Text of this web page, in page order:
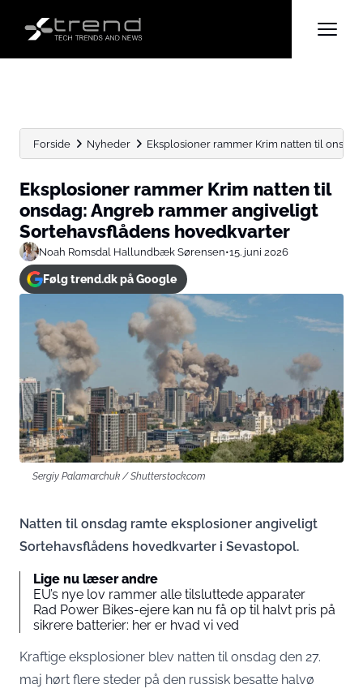
Forside Nyheder Eksplosioner rammer Krim natten til
Eksplosioner rammer Krim natten til
onsdag: Angreb rammer angiveligt
Sortehavsflådens hovedkvarter
Noah Romsdal Hallundbæk Sørensen•15. juni 2026
Følg trend.dk på Google
Sergiy Palamarchuk / Shutterstock.com
Natten til onsdag ramte eksplosioner angiveligt
Sortehavsflådens hovedkvarter i Sevastopol.
Lige nu læser andre
EU’s nye lov rammer alle tilsluttede apparater
Rad Power Bikes-ejere kan nu få op til halvt pris på
sikrere batterier: her er hvad vi ved
Kraftige eksplosioner blev natten til onsdag den 27.
maj hørt flere steder på den russisk besatte halvø